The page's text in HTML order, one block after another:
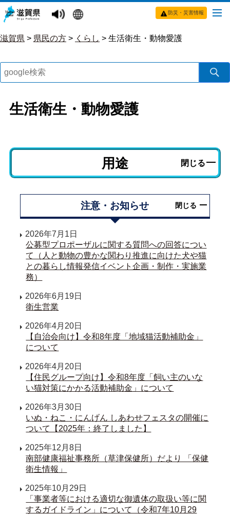
防災・災害情報
滋賀県 > 県民の方 > くらし > 生活衛生・動物愛護
生活衛生・動物愛護
用途 閉じる
注意・お知らせ 閉じる
2026年7月1日
公募型プロポーザルに関する質問への回答につい
て（人と動物の豊かな関わり推進に向けた犬や猫
との暮らし情報発信イベント企画・制作・実施業
務）
2026年6月19日
衛生営業
2026年4月20日
【自治会向け】令和8年度「地域猫活動補助金」
について
2026年4月20日
【住民グループ向け】令和8年度「飼い主のいな
い猫対策にかかる活動補助金」について
2026年3月30日
いぬ・ねこ・にんげん しあわせフェスタの開催に
ついて【2025年：終了しました】
2025年12月8日
南部健康福祉事務所（草津保健所）だより 「保健
衛生情報」
2025年10月29日
「事業者等における適切な御遺体の取扱い等に関
するガイドライン」について（令和7年10月29